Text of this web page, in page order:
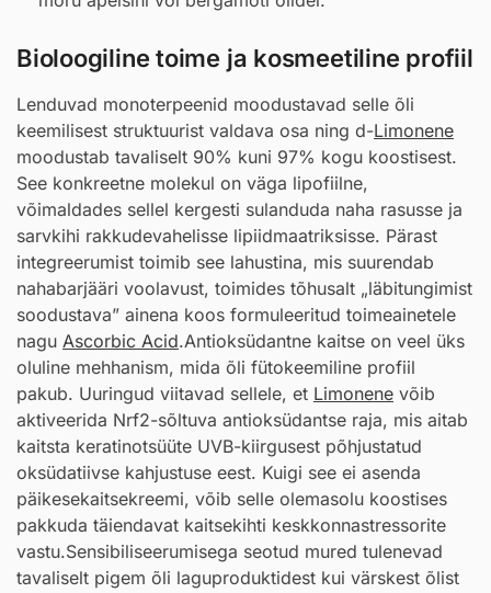
Bioloogiline toime ja kosmeetiline profiil
Lenduvad monoterpeenid moodustavad selle õli
keemilisest struktuurist valdava osa ning d-Limonene
moodustab tavaliselt 90% kuni 97% kogu koostisest.
See konkreetne molekul on väga lipofiilne,
võimaldades sellel kergesti sulanduda naha rasusse ja
sarvkihi rakkudevahelisse lipiidmaatriksisse. Pärast
integreerumist toimib see lahustina, mis suurendab
nahabarjääri voolavust, toimides tõhusalt „läbitungimist
soodustava” ainena koos formuleeritud toimeainetele
nagu Ascorbic Acid.Antioksüdantne kaitse on veel üks
oluline mehhanism, mida õli fütokeemiline profiil
pakub. Uuringud viitavad sellele, et Limonene võib
aktiveerida Nrf2-sõltuva antioksüdantse raja, mis aitab
kaitsta keratinotsüüte UVB-kiirgusest põhjustatud
oksüdatiivse kahjustuse eest. Kuigi see ei asenda
päikesekaitsekreemi, võib selle olemasolu koostises
pakkuda täiendavat kaitsekihti keskkonnastressorite
vastu.Sensibiliseerumisega seotud mured tulenevad
tavaliselt pigem õli laguproduktidest kui värskest õlist